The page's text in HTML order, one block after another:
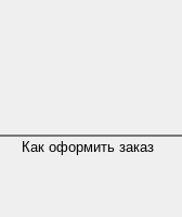
Как оформить заказ